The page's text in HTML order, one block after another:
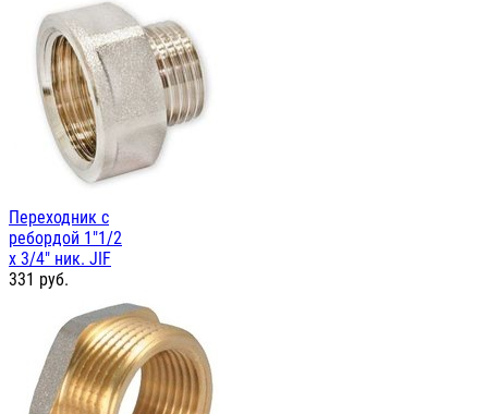
Переходник с
ребордой 1"1/2
х 3/4" ник. JIF
331 руб.